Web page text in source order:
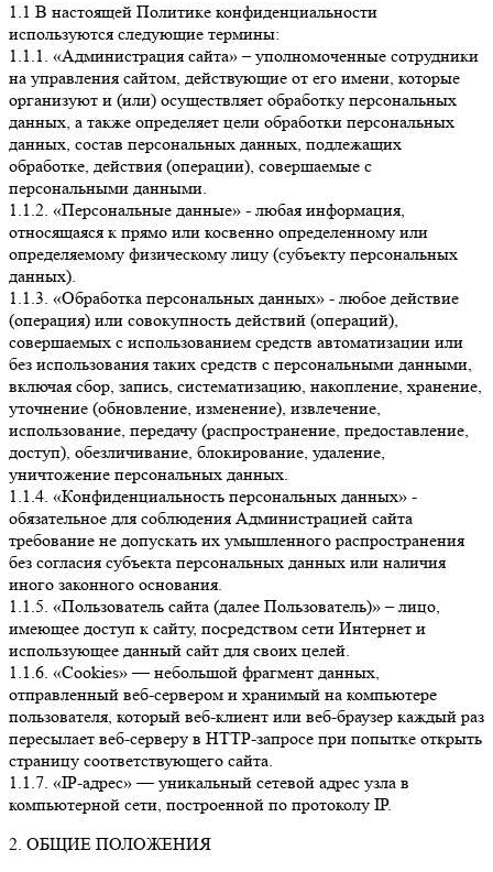
1.1 В настоящей Политике конфиденциальности
используются следующие термины:
1.1.1. «Администрация сайта» – уполномоченные сотрудники
на управления сайтом, действующие от его имени, которые
организуют и (или) осуществляет обработку персональных
данных, а также определяет цели обработки персональных
данных, состав персональных данных, подлежащих
обработке, действия (операции), совершаемые с
персональными данными.
1.1.2. «Персональные данные» - любая информация,
относящаяся к прямо или косвенно определенному или
определяемому физическому лицу (субъекту персональных
данных).
1.1.3. «Обработка персональных данных» - любое действие
(операция) или совокупность действий (операций),
совершаемых с использованием средств автоматизации или
без использования таких средств с персональными данными,
включая сбор, запись, систематизацию, накопление, хранение,
уточнение (обновление, изменение), извлечение,
использование, передачу (распространение, предоставление,
доступ), обезличивание, блокирование, удаление,
уничтожение персональных данных.
1.1.4. «Конфиденциальность персональных данных» -
обязательное для соблюдения Администрацией сайта
требование не допускать их умышленного распространения
без согласия субъекта персональных данных или наличия
иного законного основания.
1.1.5. «Пользователь сайта (далее Пользователь)» – лицо,
имеющее доступ к сайту, посредством сети Интернет и
использующее данный сайт для своих целей.
1.1.6. «Cookies» — небольшой фрагмент данных,
отправленный веб-сервером и хранимый на компьютере
пользователя, который веб-клиент или веб-браузер каждый раз
пересылает веб-серверу в HTTP-запросе при попытке открыть
страницу соответствующего сайта.
1.1.7. «IP-адрес» — уникальный сетевой адрес узла в
компьютерной сети, построенной по протоколу IP.
2. ОБЩИЕ ПОЛОЖЕНИЯ